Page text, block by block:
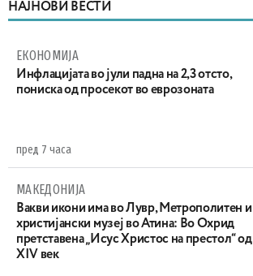
НАЈНОВИ ВЕСТИ
ЕКОНОМИЈА
Инфлацијата во јули падна на 2,3 отсто,
пониска од просекот во еврозоната
пред 7 часа
МАКЕДОНИЈА
Вакви икони има во Лувр, Метрополитен и
христијански музеј во Атина: Во Охрид
претставена „Исус Христос на престол“ од
XIV век